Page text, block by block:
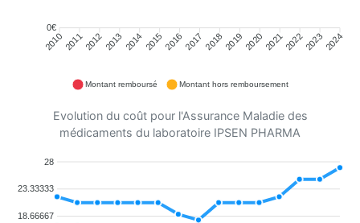
0€
2010201120122013 2014201520162017 2018201920202021202220232024
Montant remboursé Montant hors remboursement
Evolution du coût pour l'Assurance Maladie des
médicaments du laboratoire IPSEN PHARMA
28
23.33333
18.66667